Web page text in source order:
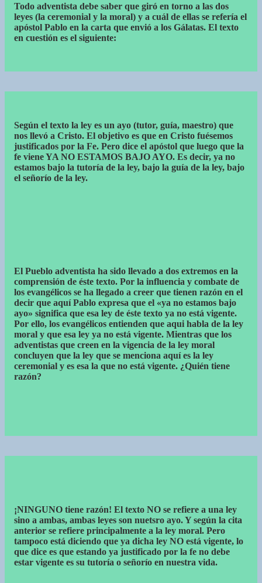
Todo adventista debe saber que giró en torno a las dos
leyes (la ceremonial y la moral) y a cuál de ellas se refería el
apóstol Pablo en la carta que envió a los Gálatas. El texto
en cuestión es el siguiente:
Según el texto la ley es un ayo (tutor, guía, maestro) que
nos llevó a Cristo. El objetivo es que en Cristo fuésemos
justificados por la Fe. Pero dice el apóstol que luego que la
fe viene YA NO ESTAMOS BAJO AYO. Es decir, ya no
estamos bajo la tutoría de la ley, bajo la guía de la ley, bajo
el señorío de la ley.
El Pueblo adventista ha sido llevado a dos extremos en la
comprensión de éste texto. Por la influencia y combate de
los evangélicos se ha llegado a creer que tienen razón en el
decir que aquí Pablo expresa que el «ya no estamos bajo
ayo» significa que esa ley de éste texto ya no está vigente.
Por ello, los evangélicos entienden que aqui habla de la ley
moral y que esa ley ya no está vigente. Mientras que los
adventistas que creen en la vigencia de la ley moral
concluyen que la ley que se menciona aquí es la ley
ceremonial y es esa la que no está vigente. ¿Quién tiene
razón?
¡NINGUNO tiene razón! El texto NO se refiere a una ley
sino a ambas, ambas leyes son nuetsro ayo. Y según la cita
anterior se refiere principalmente a la ley moral. Pero
tampoco está diciendo que ya dicha ley NO está vigente, lo
que dice es que estando ya justificado por la fe no debe
estar vigente es su tutoría o señorío en nuestra vida.